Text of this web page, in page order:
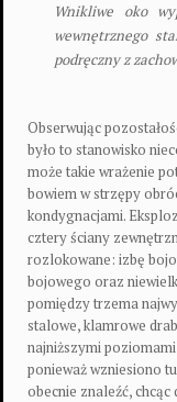
Wnikliwe oko
wewnętrznego
podręczny z
Obserwując
było to stanowisko
może takie wrażenie
bowiem w strzępy
kondygnacjami.
cztery ściany
rozlokowane: izbę
bojowego oraz
pomiędzy trzema
stalowe, klamrowe
najniższymi
ponieważ wzniesiono
obecnie znaleźć,